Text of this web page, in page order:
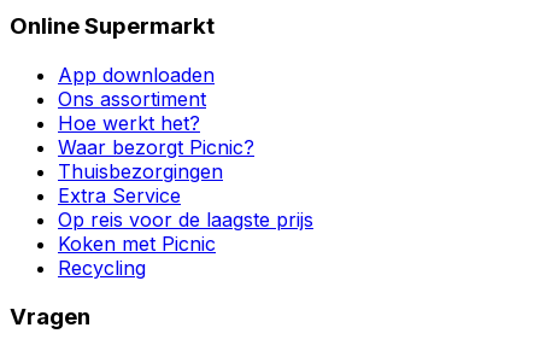
Online Supermarkt
App downloaden
Ons assortiment
Hoe werkt het?
Waar bezorgt Picnic?
Thuisbezorgingen
Extra Service
Op reis voor de laagste prijs
Koken met Picnic
Recycling
Vragen